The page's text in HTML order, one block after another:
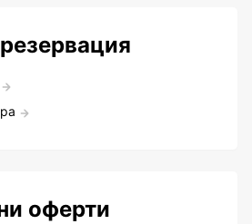
оферти